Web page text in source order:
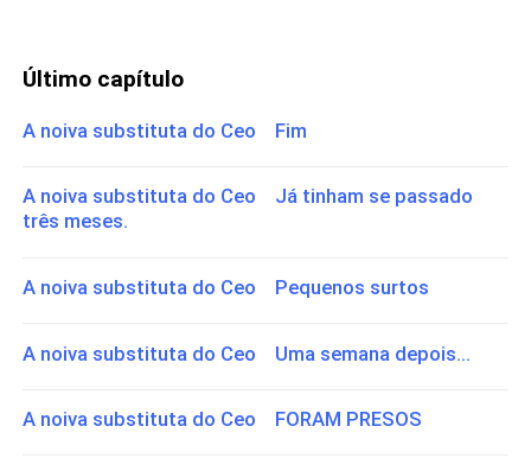
Último capítulo
A noiva substituta do Ceo Fim
A noiva substituta do Ceo Já tinham se passado
três meses.
A noiva substituta do Ceo Pequenos surtos
A noiva substituta do Ceo Uma semana depois...
A noiva substituta do Ceo FORAM PRESOS